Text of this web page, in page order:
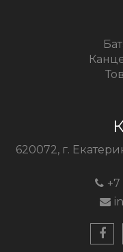
620072, г.